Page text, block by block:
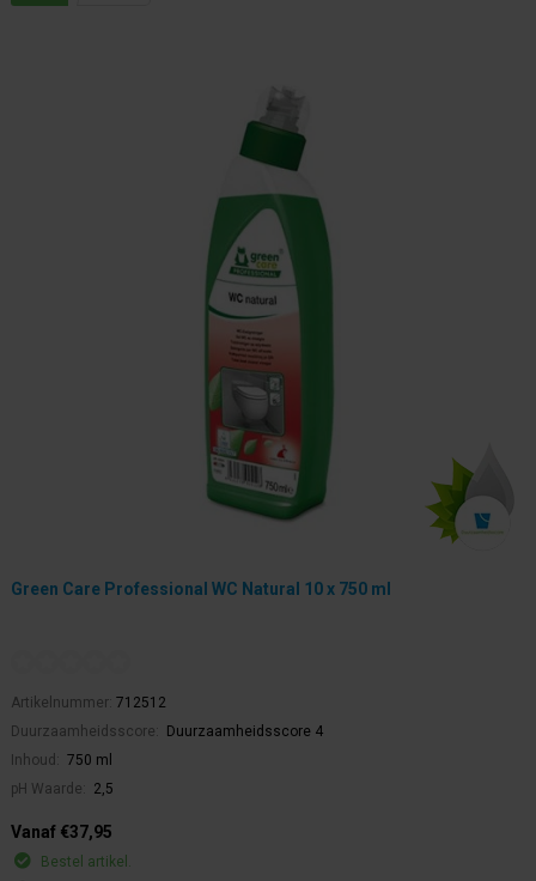
Green Care Professional WC Natural 10 x 750 ml
Artikelnummer: 712512
Duurzaamheidsscore:
Duurzaamheidsscore 4
Inhoud:
750 ml
pH Waarde:
2,5
Vanaf €37,95
Bestel artikel.